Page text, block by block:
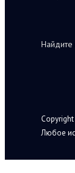
Найдите
Любое